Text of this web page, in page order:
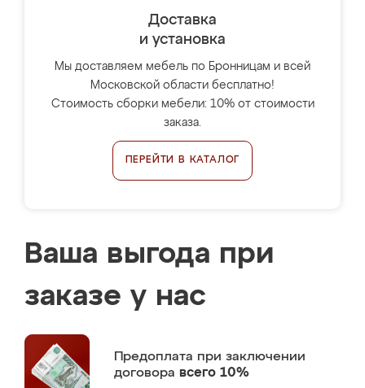
Доставка
и установка
Мы доставляем мебель по Бронницам и всей
Московской области бесплатно!
Стоимость сборки мебели: 10% от стоимости
заказа.
ПЕРЕЙТИ В КАТАЛОГ
Ваша выгода при
заказе у нас
Предоплата при заключении
договора всего 10%